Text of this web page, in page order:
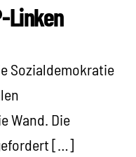
Linken
Sozialdemokratie
Wand. Die
[…]